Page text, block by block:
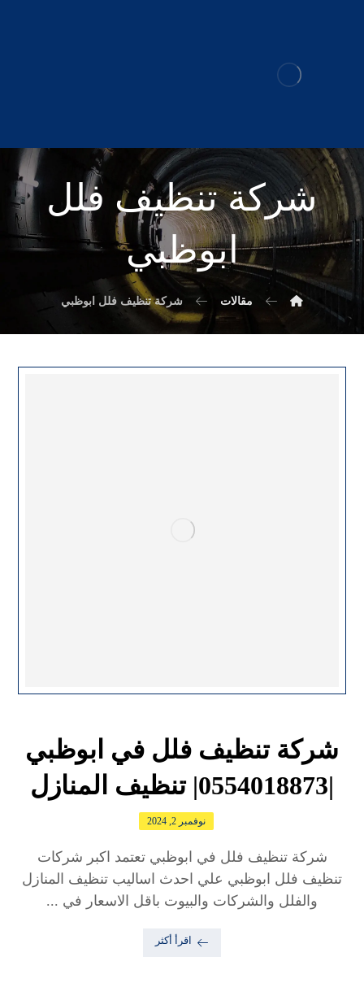
شركة تنظيف فلل
ابوظبي
مقالات شركة تنظيف فلل ابوظبي
شركة تنظيف فلل في ابوظبي
|0554018873| تنظيف المنازل
نوفمبر 2, 2024
شركة تنظيف فلل في ابوظبي تعتمد اكبر شركات
تنظيف فلل ابوظبي علي احدث اساليب تنظيف المنازل
والفلل والشركات والبيوت باقل الاسعار في ...
اقرأ أكثر